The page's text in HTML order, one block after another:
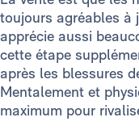
toujours agréables à
apprécie aussi
cette étape
après les blessures
Mentalement et
maximum pour